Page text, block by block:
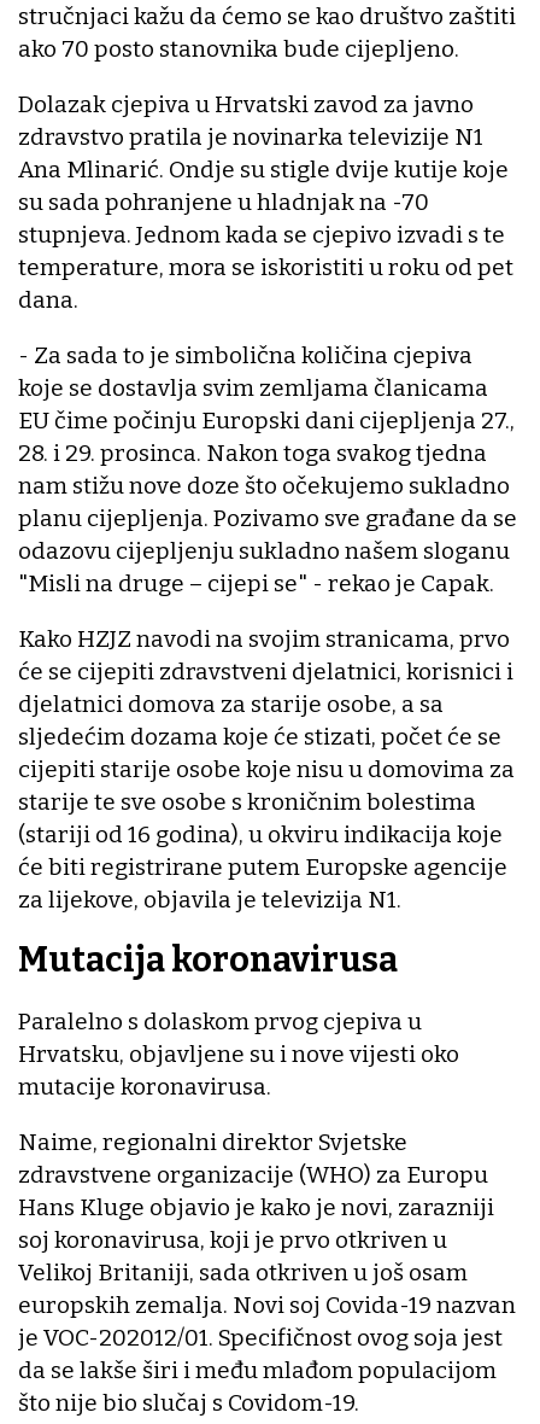
stručnjaci kažu da ćemo se kao društvo zaštiti
ako 70 posto stanovnika bude cijepljeno.
Dolazak cjepiva u Hrvatski zavod za javno
zdravstvo pratila je novinarka televizije N1
Ana Mlinarić. Ondje su stigle dvije kutije koje
su sada pohranjene u hladnjak na -70
stupnjeva. Jednom kada se cjepivo izvadi s te
temperature, mora se iskoristiti u roku od pet
dana.
- Za sada to je simbolična količina cjepiva
koje se dostavlja svim zemljama članicama
EU čime počinju Europski dani cijepljenja 27.,
28. i 29. prosinca. Nakon toga svakog tjedna
nam stižu nove doze što očekujemo sukladno
planu cijepljenja. Pozivamo sve građane da se
odazovu cijepljenju sukladno našem sloganu
"Misli na druge – cijepi se" - rekao je Capak.
Kako HZJZ navodi na svojim stranicama, prvo
će se cijepiti zdravstveni djelatnici, korisnici i
djelatnici domova za starije osobe, a sa
sljedećim dozama koje će stizati, počet će se
cijepiti starije osobe koje nisu u domovima za
starije te sve osobe s kroničnim bolestima
(stariji od 16 godina), u okviru indikacija koje
će biti registrirane putem Europske agencije
za lijekove, objavila je televizija N1.
Mutacija koronavirusa
Paralelno s dolaskom prvog cjepiva u
Hrvatsku, objavljene su i nove vijesti oko
mutacije koronavirusa.
Naime, regionalni direktor Svjetske
zdravstvene organizacije (WHO) za Europu
Hans Kluge objavio je kako je novi, zarazniji
soj koronavirusa, koji je prvo otkriven u
Velikoj Britaniji, sada otkriven u još osam
europskih zemalja. Novi soj Covida-19 nazvan
je VOC-202012/01. Specifičnost ovog soja jest
da se lakše širi i među mlađom populacijom
što nije bio slučaj s Covidom-19.